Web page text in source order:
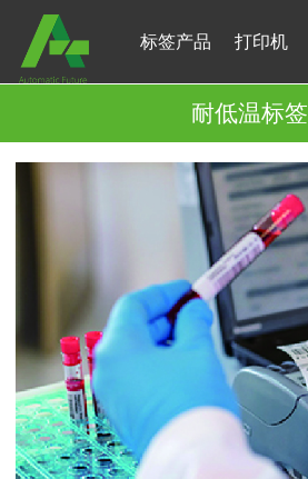
标签产品 打印机
耐低温标签